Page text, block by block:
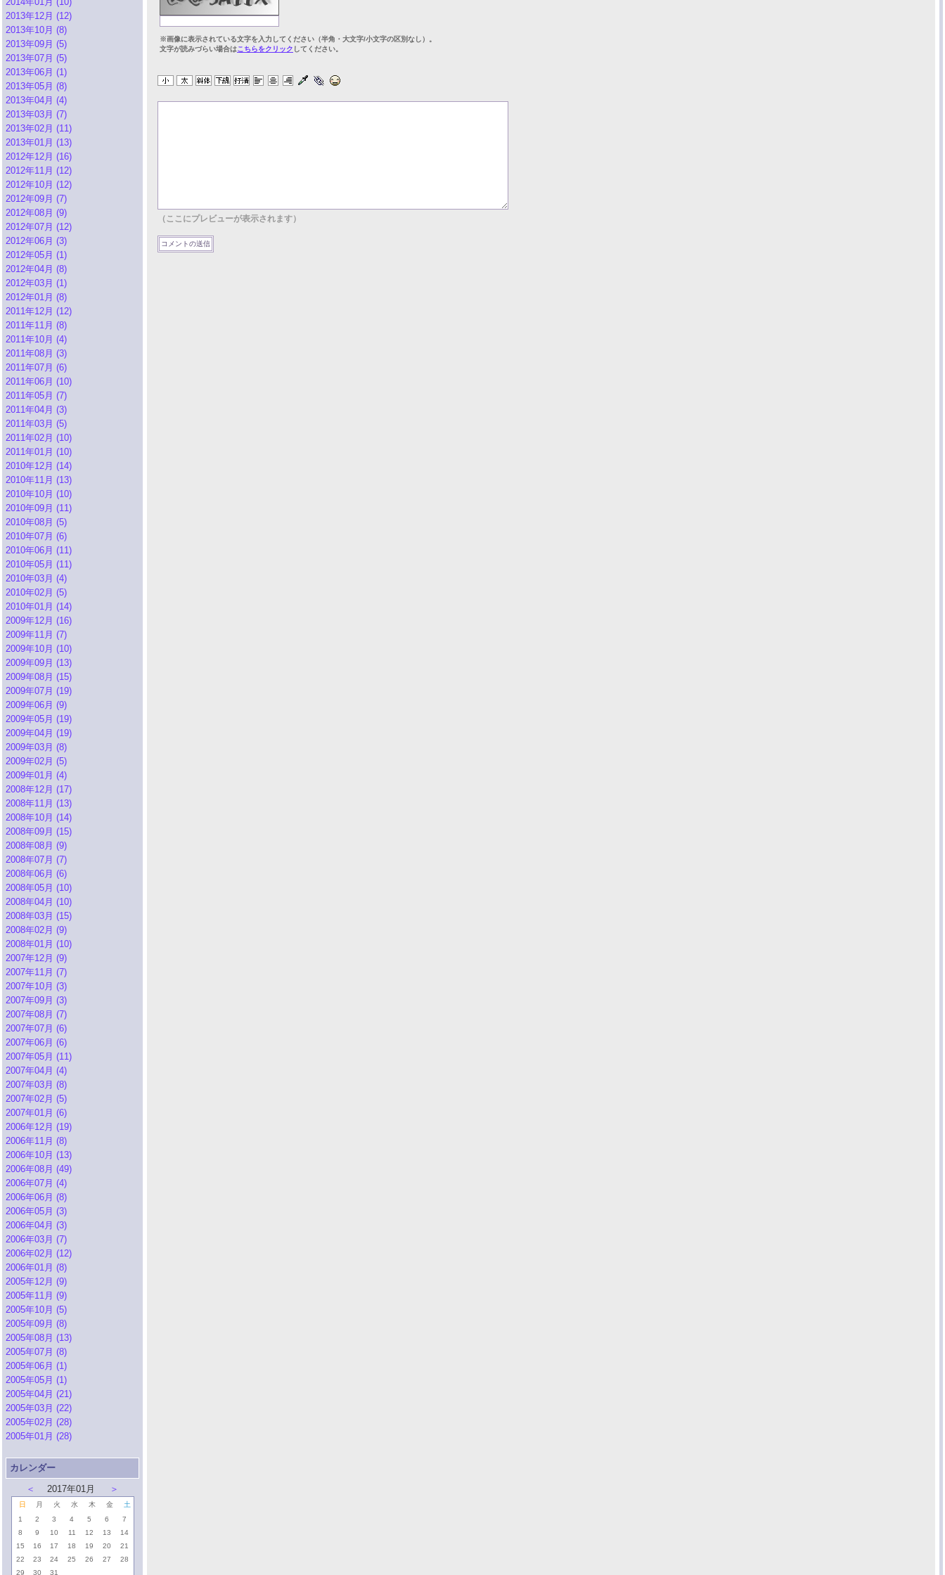
2013年12月 (12)
2013年10月 (8)
2013年09月 (5)
2013年07月 (5)
2013年06月 (1)
2013年05月 (8)
2013年04月 (4)
2013年03月 (7)
2013年02月 (11)
2013年01月 (13)
2012年12月 (16)
2012年11月 (12)
2012年10月 (12)
2012年09月 (7)
2012年08月 (9)
2012年07月 (12)
2012年06月 (3)
2012年05月 (1)
2012年04月 (8)
2012年03月 (1)
2012年01月 (8)
2011年12月 (12)
2011年11月 (8)
2011年10月 (4)
2011年08月 (3)
2011年07月 (6)
2011年06月 (10)
2011年05月 (7)
2011年04月 (3)
2011年03月 (5)
2011年02月 (10)
2011年01月 (10)
2010年12月 (14)
2010年11月 (13)
2010年10月 (10)
2010年09月 (11)
2010年08月 (5)
2010年07月 (6)
2010年06月 (11)
2010年05月 (11)
2010年03月 (4)
2010年02月 (5)
2010年01月 (14)
2009年12月 (16)
2009年11月 (7)
2009年10月 (10)
2009年09月 (13)
2009年08月 (15)
2009年07月 (19)
2009年06月 (9)
2009年05月 (19)
2009年04月 (19)
2009年03月 (8)
2009年02月 (5)
2009年01月 (4)
2008年12月 (17)
2008年11月 (13)
2008年10月 (14)
2008年09月 (15)
2008年08月 (9)
2008年07月 (7)
2008年06月 (6)
2008年05月 (10)
2008年04月 (10)
2008年03月 (15)
2008年02月 (9)
2008年01月 (10)
2007年12月 (9)
2007年11月 (7)
2007年10月 (3)
2007年09月 (3)
2007年08月 (7)
2007年07月 (6)
2007年06月 (6)
2007年05月 (11)
2007年04月 (4)
2007年03月 (8)
2007年02月 (5)
2007年01月 (6)
2006年12月 (19)
2006年11月 (8)
2006年10月 (13)
2006年08月 (49)
2006年07月 (4)
2006年06月 (8)
2006年05月 (3)
2006年04月 (3)
2006年03月 (7)
2006年02月 (12)
2006年01月 (8)
2005年12月 (9)
2005年11月 (9)
2005年10月 (5)
2005年09月 (8)
2005年08月 (13)
2005年07月 (8)
2005年06月 (1)
2005年05月 (1)
2005年04月 (21)
2005年03月 (22)
2005年02月 (28)
2005年01月 (28)
カレンダー
＜
2017年01月 ＞
日 月 火 水 木 金
土
1
2 3 4 5 6
7
8
9 10 11 12 13
14
15
16 17 18 19 20
21
22
23 24 25 26 27
28
29
30 31
※画像に表示されている文字を入力してください（半角・大文字/小文字の区別なし）。
文字が読みづらい場合はこちらをクリック してください。
（ここにプレビューが表示されます）